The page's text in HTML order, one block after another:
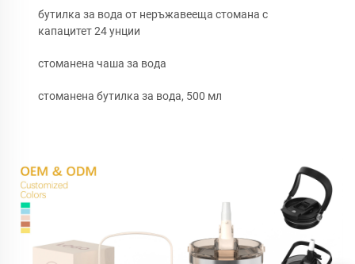
бутилка за вода от неръжавееща стомана с
капацитет 24 унции
стоманена чаша за вода
стоманена бутилка за вода, 500 мл